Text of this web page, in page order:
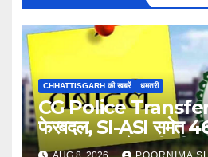
CHHATTISGARH की खबरें धमतरी
CG Police Transfer:
फेरबदल, SI-ASI समेत 46
तबादला, SP ने जारी की